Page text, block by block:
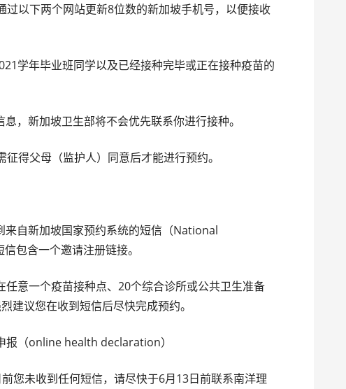
以下两个网站更新8位数的新加坡手机号，以便接收
学年毕业班同学以及已经接种完毕或正在接种疫苗的
新加坡卫生部将不会优先联系你进行接种。
得父母（监护人）同意后才能进行预约。
自新加坡国家预约系统的短信（National
包含一个邀请注册链接。
意一个疫苗接种点、20个综合诊所或公共卫生准备
建议您在收到短信后尽快完成预约。
（online health declaration）
未收到任何短信，请尽快于6月13日前联系南洋理